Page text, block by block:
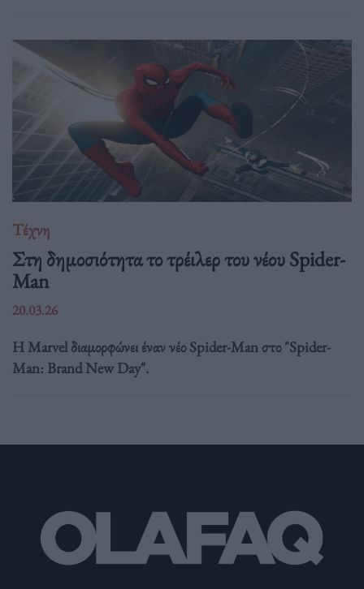
Τέχνη
Στη δημοσιότητα το τρέιλερ του νέου Spider-
Man
20.03.26
Η Marvel διαμορφώνει έναν νέο Spider-Man στο "Spider-
Man: Brand New Day".